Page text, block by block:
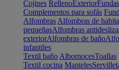
Cojines RellenoExteriorFundas
Complementos para sofás
Alfombras Alfombras de
pequeñasAlfombras
exteriorAlfombras de baño
infantiles
Textil baño AlbornocesToallas
Textil cocina Manteles